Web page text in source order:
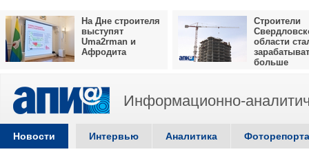
На Дне строителя
выступят
Uma2rman и
Афродита
Строители
области
больше
Информационно-
Новости Интервью Аналитика